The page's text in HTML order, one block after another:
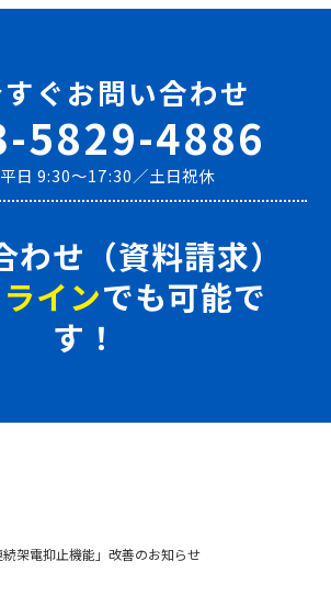
ぐお問い合わせ
5829-4886
平日 9:30～17:30／土日祝休
わせ（資料請求）
インでも可能で
す！
続架電抑止機能」改善のお知らせ